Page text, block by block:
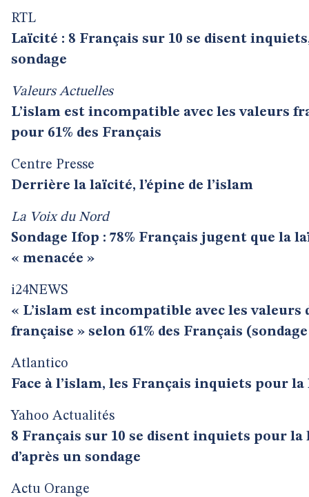
RTL
Laïcité : 8 Français sur 10 se disent
sondage
Valeurs Actuelles
L’islam est incompatible avec les valeurs
pour 61% des Français
Centre Presse
Derrière la laïcité, l’épine de l’islam
La Voix du Nord
Sondage Ifop : 78% Français jugent que la
« menacée »
i24NEWS
« L’islam est incompatible avec les valeurs
française » selon 61% des Français
Atlantico
Face à l’islam, les Français inquiets pour
Yahoo Actualités
8 Français sur 10 se disent inquiets pour la
d’après un sondage
Actu Orange